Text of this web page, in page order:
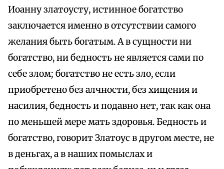
Иоанну златоусту, истинное богатство
заключается именно в отсутствии самого
желания быть богатым. А в сущности ни
богатство, ни бедность не является сами по
себе злом; богатство не есть зло, если
приобретено без алчности, без хищения и
насилия, бедность и подавно нет, так как она
по меньшей мере мать здоровья. Бедность и
богатство, говорит Златоус в другом месте, не
в деньгах, а в наших помыслах и